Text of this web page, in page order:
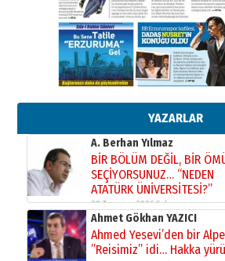
YAZARLAR
Murat Şahsuvaroğlu
çıtayı yukarı taşırken,
yönetimdekiler aşağı
çekmemeli!
17 Şubat 2026 SalıOrhan BOZKURT
Bir fotoğraf, bir şehir, bir
A. Berhan Yılmaz
BİR BÖLÜM DEĞİL, BİR
SEÇİYORSUNUZ… “NEDEN
ATATÜRK ÜNİVERSİTESİ?”
28 Temmuz 2026 Salı
Ahmet Gökhan YAZICI
Ahmed Yesevi’den bir
”Reisimiz” idi… Hakka